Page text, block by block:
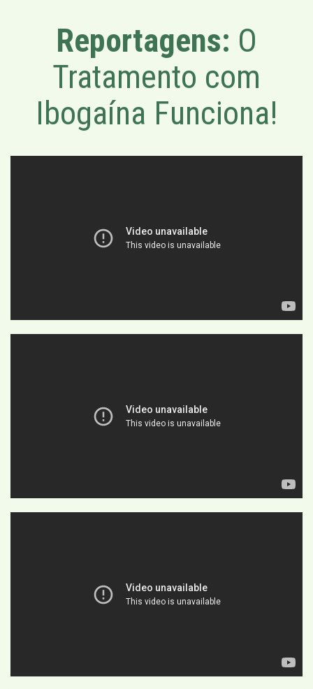
Reportagens: O
Tratamento com
Ibogaína Funciona!